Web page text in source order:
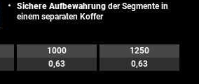
Sichere Aufbewahrung der Segmente in
einem separaten Koffer
1000
1250
0,63 0,63